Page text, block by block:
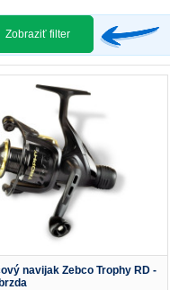
Zobraziť filter
navijak Zebco Trophy RD -